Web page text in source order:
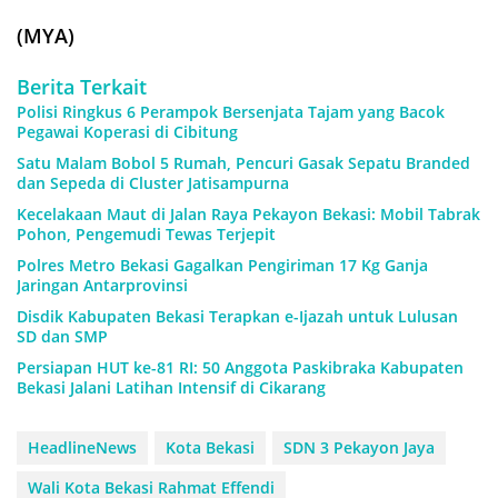
(MYA)
Berita Terkait
Polisi Ringkus 6 Perampok Bersenjata Tajam yang Bacok
Pegawai Koperasi di Cibitung
Satu Malam Bobol 5 Rumah, Pencuri Gasak Sepatu Branded
dan Sepeda di Cluster Jatisampurna
Kecelakaan Maut di Jalan Raya Pekayon Bekasi: Mobil Tabrak
Pohon, Pengemudi Tewas Terjepit
Polres Metro Bekasi Gagalkan Pengiriman 17 Kg Ganja
Jaringan Antarprovinsi
Disdik Kabupaten Bekasi Terapkan e-Ijazah untuk Lulusan
SD dan SMP
Persiapan HUT ke-81 RI: 50 Anggota Paskibraka Kabupaten
Bekasi Jalani Latihan Intensif di Cikarang
HeadlineNews Kota Bekasi
SDN 3 Pekayon Jaya
Wali Kota Bekasi Rahmat Effendi